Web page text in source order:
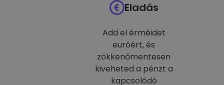
Eladás
Add el érméidet
euróért, és
zökkenőmentesen
kiveheted a pénzt a
kapcsolódó